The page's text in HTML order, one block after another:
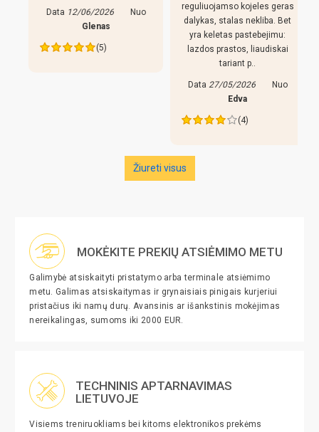
Data12/06/2026
Nuo
Glenas
(5)
reguliuojamso kojeles geras
dalykas, stalas nekliba. Bet
yra keletas pastebejimu:
lazdos prastos, liaudiskai
tariant p..
Data27/05/2026
Nuo
Edva
(4)
Žiureti visus
MOKĖKITE PREKIŲ ATSIĖMIMO METU
Galimybė atsiskaityti pristatymo arba terminale atsiėmimo
metu. Galimas atsiskaitymas ir grynaisiais pinigais kurjeriui
pristačius iki namų durų. Avansinis ar išankstinis mokėjimas
nereikalingas, sumoms iki 2000 EUR.
TECHNINIS APTARNAVIMAS
LIETUVOJE
Visiems treniruokliams bei kitoms elektronikos prekėms